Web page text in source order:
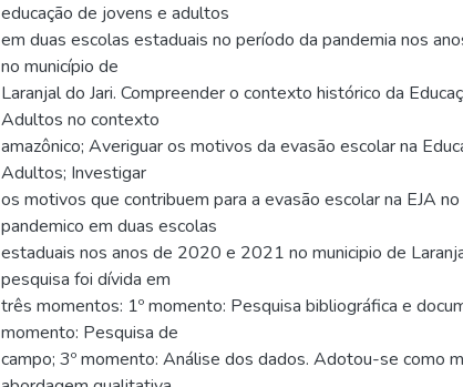
educação de jovens e adultos
em duas escolas estaduais no período da pandemia nos
no município de
Laranjal do Jari. Compreender o contexto histórico da
Adultos no contexto
amazônico; Averiguar os motivos da evasão escolar na
Adultos; Investigar
os motivos que contribuem para a evasão escolar na EJA
pandemico em duas escolas
estaduais nos anos de 2020 e 2021 no municipio de
pesquisa foi dívida em
três momentos: 1º momento: Pesquisa bibliográfica e
momento: Pesquisa de
campo; 3º momento: Análise dos dados. Adotou-se como